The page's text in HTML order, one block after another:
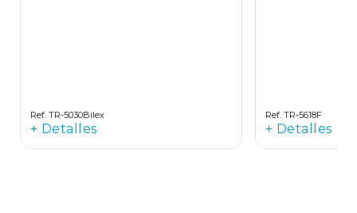
+ Detalles
Ref. TR-5030Bilex
+ Detalles
Ref. TR-5618F